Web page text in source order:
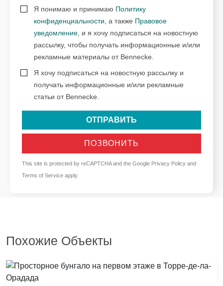
Я понимаю и принимаю Политику
конфиденциальности , а также Правовое
уведомление , и я хочу подписаться на новостную
рассылку, чтобы получать информационные и/или
рекламные материалы от Bennecke.
Я хочу подписаться на новостную рассылку и
получать информационные и/или рекламные
статьи от Bennecke.
ОТПРАВИТЬ
ПОЗВОНИТЬ
This site is protected by reCAPTCHA and the Google Privacy Policy and
Terms of Service apply.
Похожие Объекты